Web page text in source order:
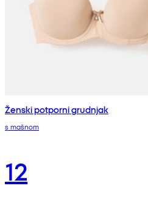
Ženski potporni grudnjak
s mašnom
12